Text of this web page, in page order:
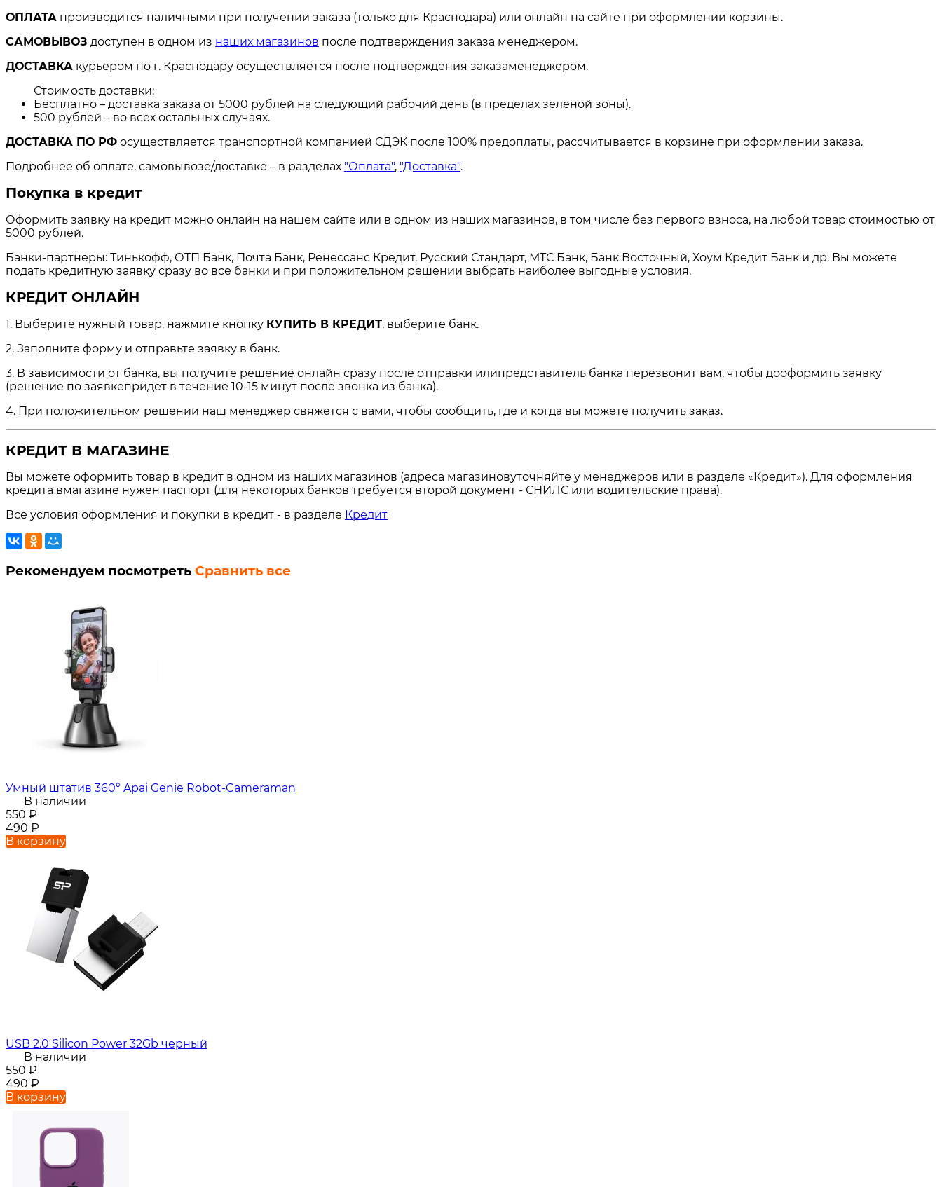
ОПЛАТА производится наличными при получении заказа (только для Краснодара) или онлайн на сайте при оформлении корзины.
САМОВЫВОЗ доступен в одном из наших магазинов после подтверждения заказа менеджером.
ДОСТАВКА курьером по г. Краснодару осуществляется после подтверждения заказаменеджером.
Стоимость доставки:
Бесплатно – доставка заказа от 5000 рублей на следующий рабочий день (в пределах зеленой зоны).
500 рублей – во всех остальных случаях.
ДОСТАВКА ПО РФ осуществляется транспортной компанией СДЭК после 100% предоплаты, рассчитывается в корзине при оформлении заказа.
Подробнее об оплате, самовывозе/доставке – в разделах "Оплата", "Доставка".
Покупка в кредит
Оформить заявку на кредит можно онлайн на нашем сайте или в одном из наших магазинов, в том числе без первого взноса, на любой товар стоимостью от
5000 рублей.
Банки-партнеры: Тинькофф, ОТП Банк, Почта Банк, Ренессанс Кредит, Русский Стандарт, МТС Банк, Банк Восточный, Хоум Кредит Банк и др. Вы можете
подать кредитную заявку сразу во все банки и при положительном решении выбрать наиболее выгодные условия.
КРЕДИТ ОНЛАЙН
1. Выберите нужный товар, нажмите кнопку КУПИТЬ В КРЕДИТ, выберите банк.
2. Заполните форму и отправьте заявку в банк.
3. В зависимости от банка, вы получите решение онлайн сразу после отправки илипредставитель банка перезвонит вам, чтобы дооформить заявку
(решение по заявкепридет в течение 10-15 минут после звонка из банка).
4. При положительном решении наш менеджер свяжется с вами, чтобы сообщить, где и когда вы можете получить заказ.
КРЕДИТ В МАГАЗИНЕ
Вы можете оформить товар в кредит в одном из наших магазинов (адреса магазиновуточняйте у менеджеров или в разделе «Кредит»). Для оформления
кредита вмагазине нужен паспорт (для некоторых банков требуется второй документ - СНИЛС или водительские права).
Все условия оформления и покупки в кредит - в разделе Кредит
Рекомендуем посмотреть Сравнить все
Умный штатив 360° Apai Genie Robot-Cameraman
В наличии
550 ₽
490 ₽
В корзину
USB 2.0 Silicon Power 32Gb черный
В наличии
550 ₽
490 ₽
В корзину